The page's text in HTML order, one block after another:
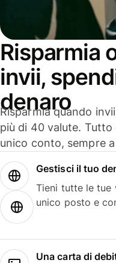
Risparmia
invii,
denaro
Risparmia quando
più di 40 valute.
unico conto, sempre
Gestisci il tuo
Tieni tutte le tue
unico posto e
Una carta di